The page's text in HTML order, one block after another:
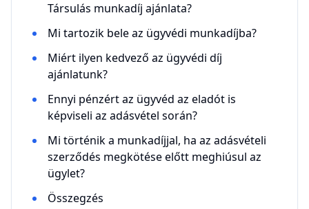
Társulás munkadíj ajánlata?
Mi tartozik bele az ügyvédi munkadíjba?
Miért ilyen kedvező az ügyvédi díj
ajánlatunk?
Ennyi pénzért az ügyvéd az eladót is
képviseli az adásvétel során?
Mi történik a munkadíjjal, ha az adásvételi
szerződés megkötése előtt meghiúsul az
ügylet?
Összegzés